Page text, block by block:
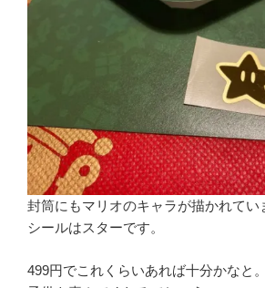
封筒にもマリオのキャラが描かれてい
シールはスターです。
499円でこれくらいあれば十分かなと。